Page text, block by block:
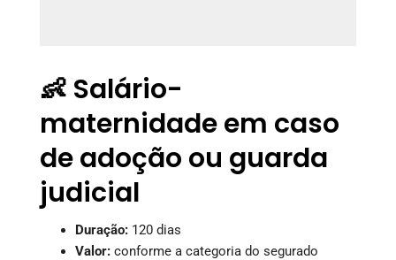
👶 Salário-
maternidade em caso
de adoção ou guarda
judicial
Duração: 120 dias
Valor: conforme a categoria do segurado